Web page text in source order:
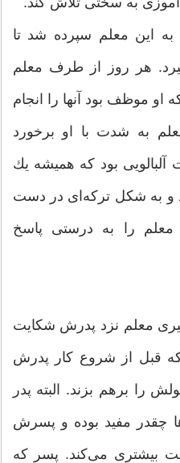
این معلم سپرده شد تا
هر روز از طرف معلم
او موظف بود آنها را انجام
به شدت با او برخورد
بود كه همیشه یك
و به شكل تركه‌ای در دست
معلم را به درستی پاسخ
معلم نزد پدرش شكایت
قبل از شروع كار پدرش
را برهم بزند. البته پدر
چقدر مفید بوده و پسرش
بیشتری می‌كند. پسر كه